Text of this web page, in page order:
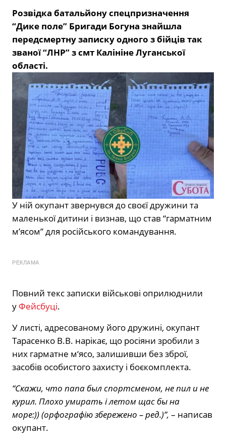
Розвідка батальйону спецпризначення
“Дике поле” Бригади Богуна знайшла
передсмертну записку одного з бійців так
званої “ЛНР” з смт Калініне Луганської
області.
У ній окупант звернувся до своєї дружини та
маленької дитини і визнав, що став “гарматним
м’ясом” для російського командування.
РЕКЛАМА
Повний текс записки військові оприлюднили
у Фейсбуці.
У листі, адресованому його дружині, окупант
Тарасенко В.В. нарікає, що росіяни зробили з
них гарматне м‘ясо, залишивши без зброї,
засобів особистого захисту і боєкомплекта.
“Скажи, что папа был спортсменом, не пил и не
курил. Плохо умирать і летом щас бы на
море:)) (орфографію збережено – ред.)”, – написав
окупант.